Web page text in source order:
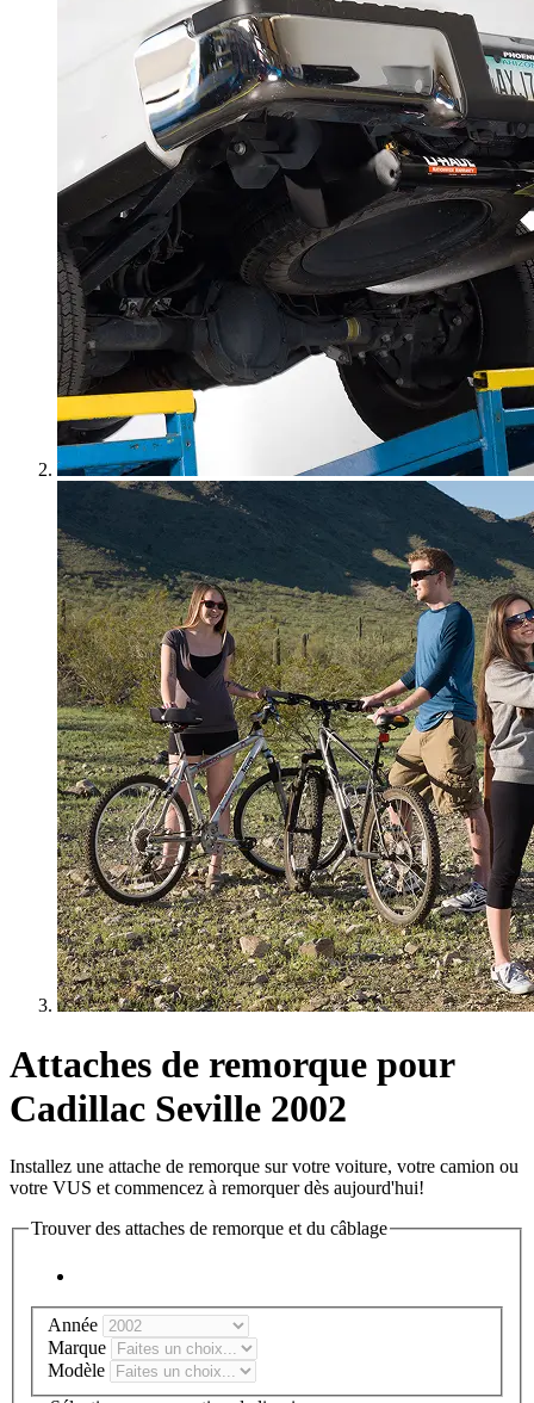
Attaches de remorque pour
Cadillac Seville 2002
Installez une attache de remorque sur votre voiture, votre camion ou
votre VUS et commencez à remorquer dès aujourd'hui!
Trouver des attaches de remorque et du câblage
Année
Marque
Modèle